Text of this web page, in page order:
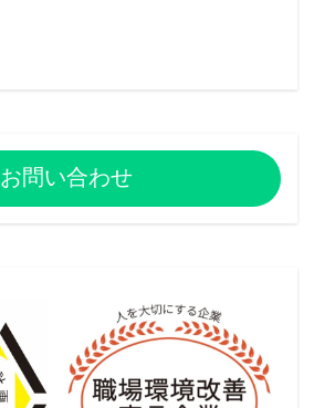
お問い合わせ